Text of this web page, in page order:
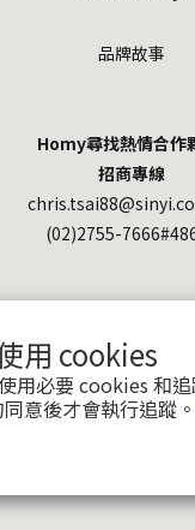
用 cookies
用必要 cookies 和
意後才會執行追蹤。
品牌故事
Homy尋找熱情合作
招商專線
(02)2755-